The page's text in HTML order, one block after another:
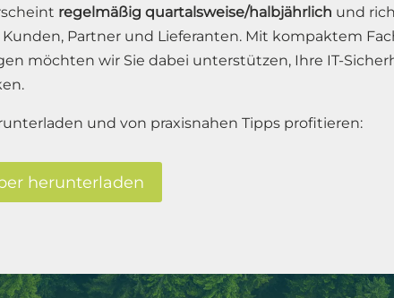
regelmäßig quartalsweise/halbjährlich und
Partner und Lieferanten. Mit kompaktem
möchten wir Sie dabei unterstützen, Ihre IT-
und von praxisnahen Tipps profitieren:
herunterladen